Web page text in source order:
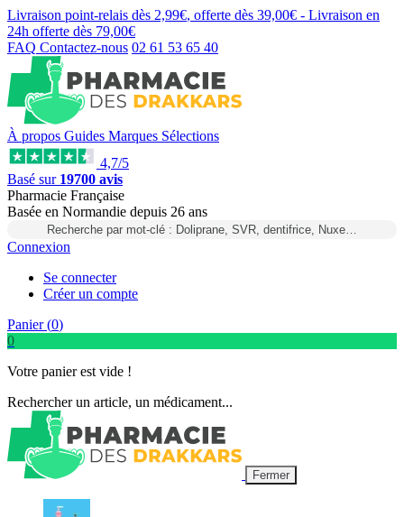
Livraison point-relais dès 2,99€, offerte dès 39,00€ - Livraison en
24h offerte dès 79,00€
FAQ Contactez-nous 02 61 53 65 40
À propos Guides Marques Sélections
4,7/5
Basé sur 19700 avis
Pharmacie Française
Basée en Normandie depuis 26 ans
Recherche par mot-clé : Doliprane, SVR, dentifrice, Nuxe…
Connexion
Se connecter
Créer un compte
Panier (0)
0
Votre panier est vide !
Rechercher un article, un médicament...
Fermer